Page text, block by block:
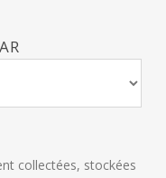
collectées, stockées